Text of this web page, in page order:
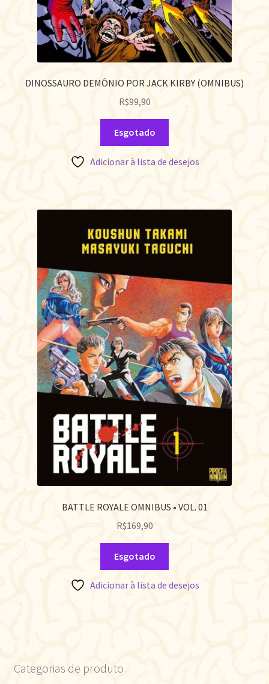
DINOSSAURO DEMÔNIO POR JACK KIRBY (OMNIBUS)
R$99,90
Esgotado
Adicionar à lista de desejos
BATTLE ROYALE OMNIBUS • VOL. 01
R$169,90
Esgotado
Adicionar à lista de desejos
Categorias de produto